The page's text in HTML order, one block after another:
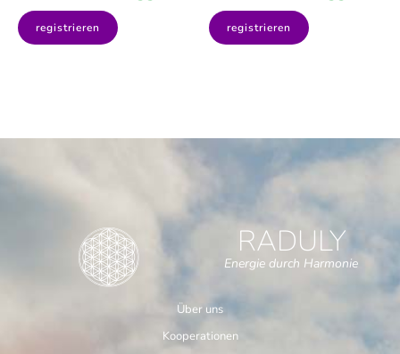
registrieren registrieren
RADULY
Energie durch Harmonie
Über uns
Kooperationen